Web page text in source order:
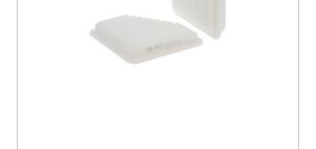
ATLAS COPCO XAS 160